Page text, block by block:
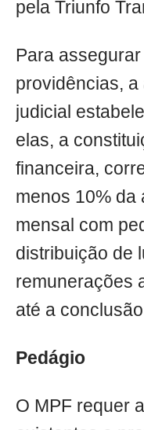
pela Triunfo
Para
providências,
judicial
elas, a
financeira,
menos 10% da
mensal com
distribuição de
remunerações
até a
Pedágio
O MPF requer